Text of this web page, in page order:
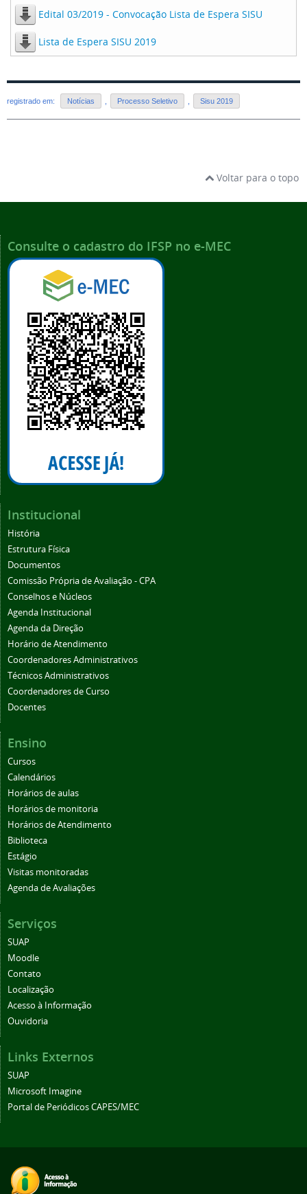
Edital 03/2019 - Convocação Lista de Espera SISU
Lista de Espera SISU 2019
registrado em: Notícias Processo Seletivo Sisu 2019
Voltar para o topo
Consulte o cadastro do IFSP no e-MEC
Institucional
História
Estrutura Física
Documentos
Comissão Própria de Avaliação - CPA
Conselhos e Núcleos
Agenda Institucional
Agenda da Direção
Horário de Atendimento
Coordenadores Administrativos
Técnicos Administrativos
Coordenadores de Curso
Docentes
Ensino
Cursos
Calendários
Horários de aulas
Horários de monitoria
Horários de Atendimento
Biblioteca
Estágio
Visitas monitoradas
Agenda de Avaliações
Serviços
SUAP
Moodle
Contato
Localização
Acesso à Informação
Ouvidoria
Links Externos
SUAP
Microsoft Imagine
Portal de Periódicos CAPES/MEC